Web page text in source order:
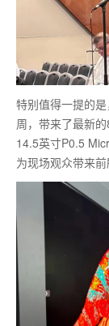
特别值得一提的
周，带来了最新
14.5英寸P0.5
为现场观众带来前